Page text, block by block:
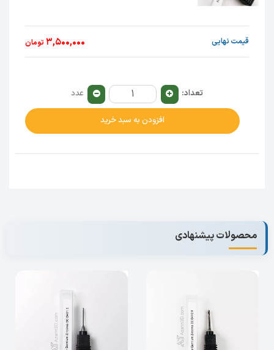
قیمت نهایی 3,500,000 تومان
تعداد: عدد
افزودن به سبد خرید
محصولات پیشنهادی